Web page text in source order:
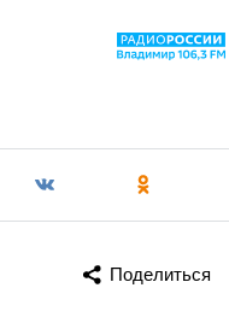
Поделиться